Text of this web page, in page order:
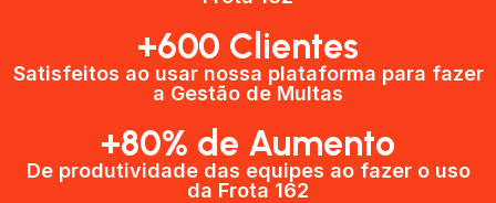
+600 Clientes​
Satisfeitos ao usar nossa plataforma para fazer
a Gestão de Multas​
+80% de Aumento
De produtividade das equipes ao fazer o uso
da Frota 162​